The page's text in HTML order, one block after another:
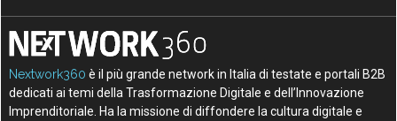
Nextwork360 è il più grande network in Italia di testate e portali B2B
dedicati ai temi della Trasformazione Digitale e dell’Innovazione
Imprenditoriale. Ha la missione di diffondere la cultura digitale e